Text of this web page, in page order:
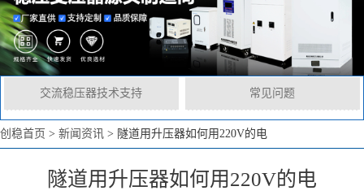
交流稳压器技术支持 常见问题
创稳首页 > 新闻资讯 > 隧道用升压器如何用220V的电
隧道用升压器如何用220V的电